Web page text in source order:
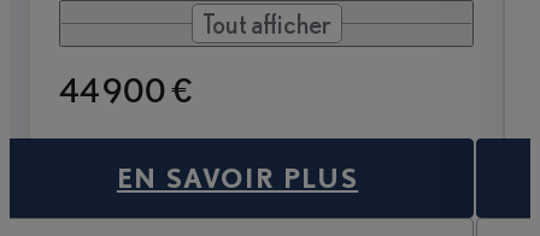
Tout afficher
44 900 €
EN SAVOIR PLUS